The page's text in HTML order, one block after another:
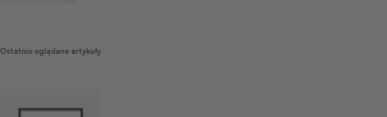
Ostatnio oglądane artykuły